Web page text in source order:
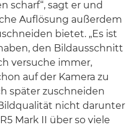
scharf“, sagt er und
Auflösung außerdem
bietet. „Es ist
den Bildausschnitt
versuche immer,
auf der Kamera zu
später zuschneiden
nicht darunter
Mark II über so viele